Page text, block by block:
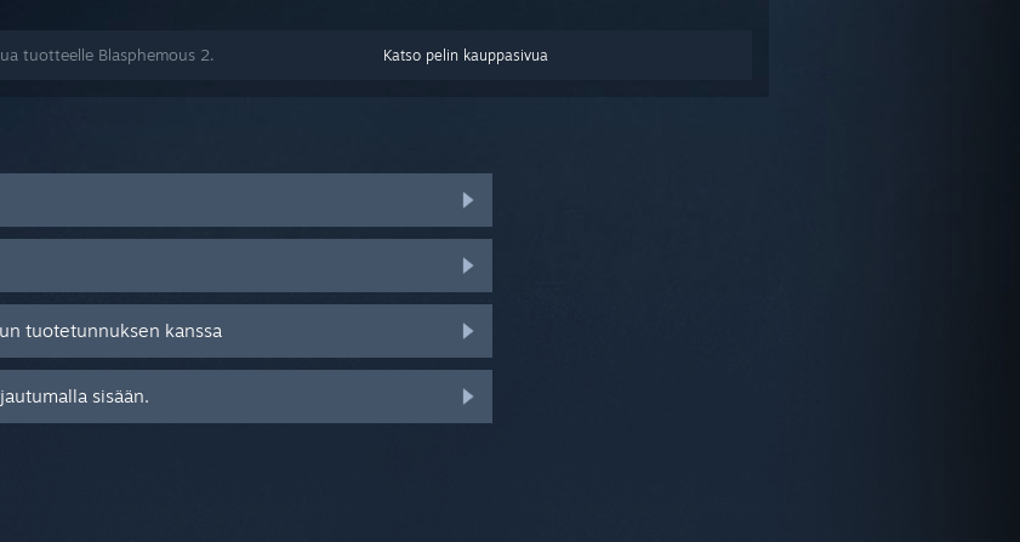
Katso pelin kauppasivua
tuotteelle Blasphemous 2.
tuotetunnuksen kanssa
sisään.